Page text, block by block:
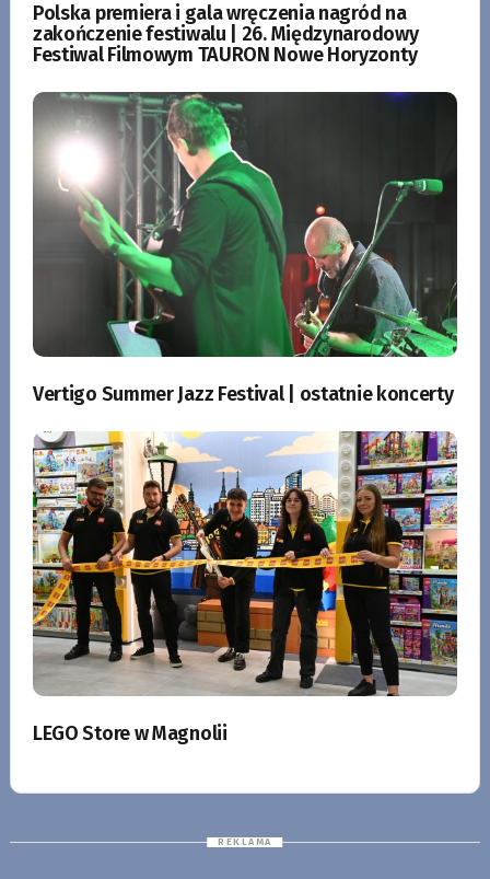
Polska premiera i gala wręczenia nagród na
zakończenie festiwalu | 26. Międzynarodowy
Festiwal Filmowym TAURON Nowe Horyzonty
Vertigo Summer Jazz Festival | ostatnie koncerty
LEGO Store w Magnolii